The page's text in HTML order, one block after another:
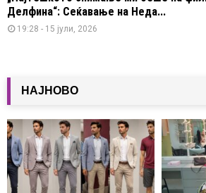
Делфина“: Сеќавање на Неда...
19:28 - 15 јули, 2026
НАЈНОВО